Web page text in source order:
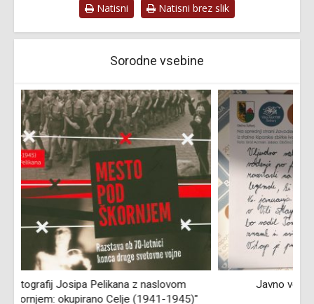
Natisni Natisni brez slik
Sorodne vsebine
Javno vodenje po občasni razstavi znamk